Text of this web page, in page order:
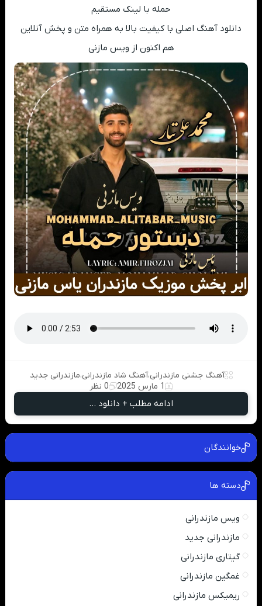
حمله با لینک مستقیم
دانلود آهنگ اصلی با کیفیت بالا به همراه متن و پخش آنلاین
هم اکنون از ویس مازنی
آهنگ جشنی مازندرانی،آهنگ شاد مازندرانی،مازندرانی جدید
1 مارس 2025
0 نظر
ادامه مطلب + دانلود ...
خوانندگان
دسته ها
ویس مازندرانی
مازندرانی جدید
گیتاری مازندرانی
غمگین مازندرانی
ریمیکس مازندرانی